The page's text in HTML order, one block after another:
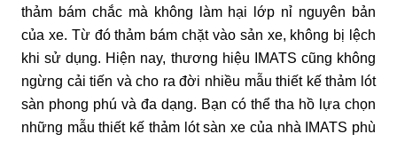
thảm bám chắc mà không làm hại lớp nỉ nguyên bản
của xe. Từ đó thảm bám chặt vào sản xe, không bị lệch
khi sử dụng. Hiện nay, thương hiệu IMATS cũng không
ngừng cải tiến và cho ra đời nhiều mẫu thiết kế thảm lót
sàn phong phú và đa dạng. Bạn có thể tha hồ lựa chọn
những mẫu thiết kế thảm lót sàn xe của nhà IMATS phù